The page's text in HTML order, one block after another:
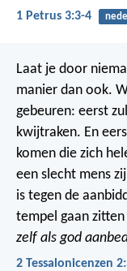
1 Petrus 3:3-4
Laat je door
manier dan ook.
gebeuren: eerst
kwijtraken. En
komen die zich
een slecht mens
is tegen de
tempel gaan
zelf als god
2 Tessalonicenzen